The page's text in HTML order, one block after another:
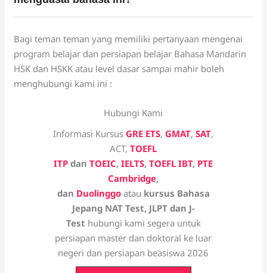
Bagi teman teman yang memiliki pertanyaan mengenai
program belajar dan persiapan belajar Bahasa Mandarin
HSK dan HSKK atau level dasar sampai mahir boleh
menghubungi kami ini :
Hubungi Kami
Informasi Kursus GRE ETS, GMAT,SAT,
ACT, TOEFL
ITP danTOEIC,IELTS,TOEFL IBT, PTE
Cambridge,
dan Duolinggoatau kursus Bahasa
Jepang NAT Test, JLPT dan J-
Test hubungi kami segera untuk
persiapan master dan doktoral ke luar
negeri dan persiapan beasiswa 2026